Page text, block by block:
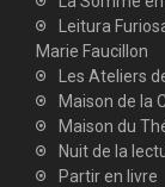
Leitura
Marie Faucillon
Les Ateliers
Maison de la
Maison du
Nuit de la
Partir en livre